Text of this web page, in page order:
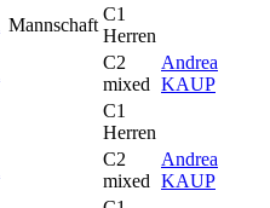
Mannschaft
C1
Herren
C2
mixed
Andrea
KAUP
C1
Herren
C2
mixed
Andrea
KAUP